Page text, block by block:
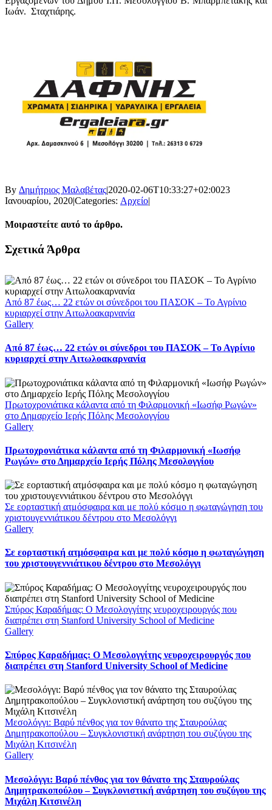
Ιωάν. Σταχτιάρης.
By Δημήτριος Μαλαβέτας|2020-02-06T10:33:27+02:0023
Ιανουαρίου, 2020|Categories: Αρχείο|
Μοιραστείτε αυτό το άρθρο.
Facebook
X
LinkedIn
WhatsApp
Email
Σχετικά Άρθρα
Από 87 έως… 22 ετών οι σύνεδροι του ΠΑΣΟΚ – Το Αγρίνιο
κυριαρχεί στην Αιτωλοακαρνανία
Gallery
Από 87 έως… 22 ετών οι σύνεδροι του ΠΑΣΟΚ – Το Αγρίνιο
κυριαρχεί στην Αιτωλοακαρνανία
Πρωτοχρονιάτικα κάλαντα από τη Φιλαρμονική «Ιωσήφ Ρωγών»
στο Δημαρχείο Ιερής Πόλης Μεσολογγίου
Gallery
Πρωτοχρονιάτικα κάλαντα από τη Φιλαρμονική «Ιωσήφ
Ρωγών» στο Δημαρχείο Ιερής Πόλης Μεσολογγίου
Σε εορταστική ατμόσφαιρα και με πολύ κόσμο η φωταγώγηση του
χριστουγεννιάτικου δέντρου στο Μεσολόγγι
Gallery
Σε εορταστική ατμόσφαιρα και με πολύ κόσμο η φωταγώγηση
του χριστουγεννιάτικου δέντρου στο Μεσολόγγι
Σπύρος Καραδήμας: Ο Μεσολογγίτης νευροχειρουργός που
διαπρέπει στη Stanford University School of Medicine
Gallery
Σπύρος Καραδήμας: Ο Μεσολογγίτης νευροχειρουργός που
διαπρέπει στη Stanford University School of Medicine
Μεσολόγγι: Βαρύ πένθος για τον θάνατο της Σταυρούλας
Δημητρακοπούλου – Συγκλονιστική ανάρτηση του συζύγου της
Μιχάλη Κιτσινέλη
Gallery
Μεσολόγγι: Βαρύ πένθος για τον θάνατο της Σταυρούλας
Δημητρακοπούλου – Συγκλονιστική ανάρτηση του συζύγου της
Μιχάλη Κιτσινέλη